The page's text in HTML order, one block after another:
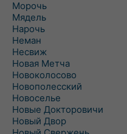
Морочь
Мядель
Нарочь
Неман
Несвиж
Новая Метча
Новоколосово
Новополесский
Новоселье
Новые Докторовичи
Новый Двор